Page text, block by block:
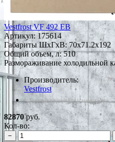
Vestfrost VF 492 EB
Артикул:175614
Габариты ШxГxВ: 70x71.2x192
Общий объем, л: 510
Размораживание холодильной
Производитель:
Vestfrost
*Наличие уточняйте у менеджера
82870руб.
Кол-во:
−